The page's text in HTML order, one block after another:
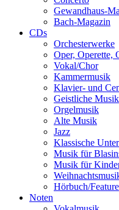
Gewandhaus-
Bach-Magazin
CDs
Orchesterwerke
Oper, Operette,
Vokal/Chor
Kammermusik
Klavier- und
Geistliche Musik
Orgelmusik
Alte Musik
Jazz
Klassische
Musik für
Musik für
Hörbuch/Feature
Noten